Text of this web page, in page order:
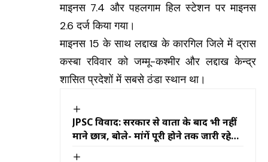
माइनस 7.4 और पहलगाम हिल स्टेशन पर माइनस
2.6 दर्ज किया गया।
माइनस 15 के साथ लद्दाख के कारगिल जिले में द्रास
कस्बा रविवार को जम्मू-कश्मीर और लद्दाख केन्द्र
शासित प्रदेशों में सबसे ठंडा स्थान था।
JPSC विवाद: सरकार से वार्ता के बाद भी नहीं
माने छात्र, बोले- मांगें पूरी होने तक जारी रहेगा